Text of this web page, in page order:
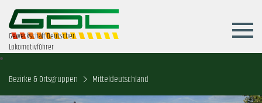
Gewerkschaft Deutscher
Lokomotivführer
Bezirke & Ortsgruppen Mitteldeutschland